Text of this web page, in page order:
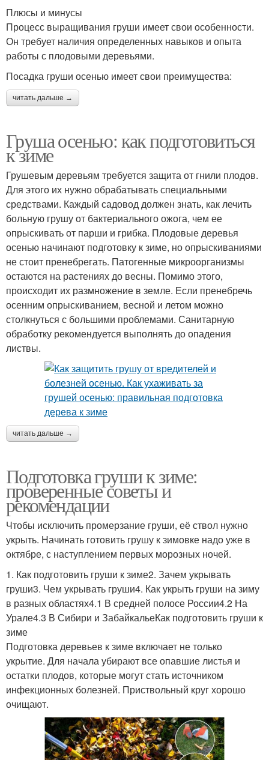
Плюсы и минусы
Процесс выращивания груши имеет свои особенности.
Он требует наличия определенных навыков и опыта
работы с плодовыми деревьями.
Посадка груши осенью имеет свои преимущества:
читать дальше →
Груша осенью: как подготовиться
к зиме
Грушевым деревьям требуется защита от гнили плодов.
Для этого их нужно обрабатывать специальными
средствами. Каждый садовод должен знать, как лечить
больную грушу от бактериального ожога, чем ее
опрыскивать от парши и грибка. Плодовые деревья
осенью начинают подготовку к зиме, но опрыскиваниями
не стоит пренебрегать. Патогенные микроорганизмы
остаются на растениях до весны. Помимо этого,
происходит их размножение в земле. Если пренебречь
осенним опрыскиванием, весной и летом можно
столкнуться с большими проблемами. Санитарную
обработку рекомендуется выполнять до опадения
листвы.
читать дальше →
Подготовка груши к зиме:
проверенные советы и
рекомендации
Чтобы исключить промерзание груши, её ствол нужно
укрыть. Начинать готовить грушу к зимовке надо уже в
октябре, с наступлением первых морозных ночей.
1. Как подготовить груши к зиме2. Зачем укрывать
груши3. Чем укрывать груши4. Как укрыть груши на зиму
в разных областях4.1 В средней полосе России4.2 На
Урале4.3 В Сибири и ЗабайкальеКак подготовить груши к
зиме
Подготовка деревьев к зиме включает не только
укрытие. Для начала убирают все опавшие листья и
остатки плодов, которые могут стать источником
инфекционных болезней. Приствольный круг хорошо
очищают.